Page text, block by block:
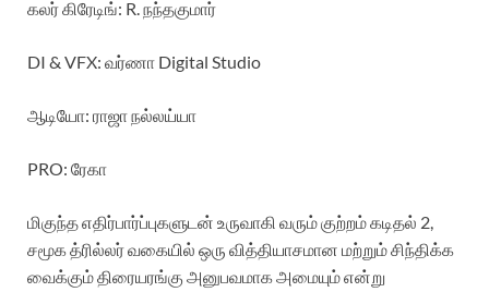
கலர் கிரேடிங்: R. நந்தகுமார்
DI & VFX: வர்ணா Digital Studio
ஆடியோ: ராஜா நல்லய்யா
PRO: ரேகா
மிகுந்த எதிர்பார்ப்புகளுடன் உருவாகி வரும் குற்றம் கடிதல் 2,
சமூக த்ரில்லர் வகையில் ஒரு வித்தியாசமான மற்றும் சிந்திக்க
வைக்கும் திரையரங்கு அனுபவமாக அமையும் என்று